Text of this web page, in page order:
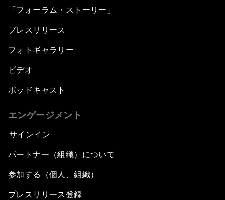
「フォーラム・ストーリー」
プレスリリース
フォトギャラリー
ビデオ
ポッドキャスト
エンゲージメント
サインイン
パートナー（組織）について
参加する（個人、組織）
プレスリリース登録